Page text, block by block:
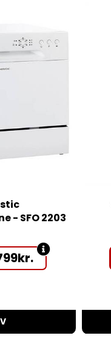
- SFO 2203
kr.